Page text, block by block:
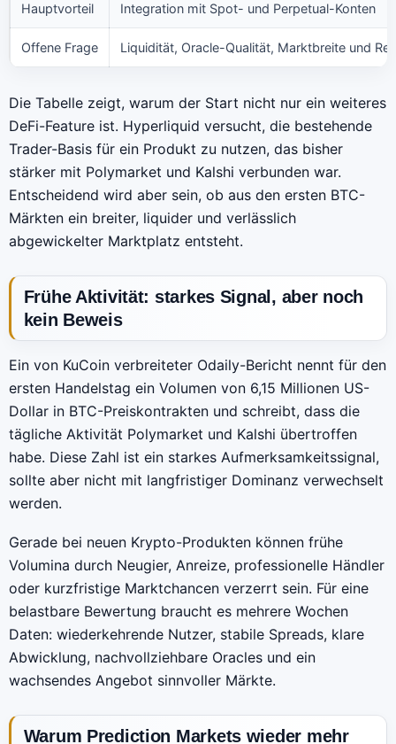
Hauptvorteil Integration mit Spot- und Perpetual-Konten
Offene Frage Liquidität, Oracle-Qualität, Marktbreite und
Die Tabelle zeigt, warum der Start nicht nur ein weiteres
DeFi-Feature ist. Hyperliquid versucht, die bestehende
Trader-Basis für ein Produkt zu nutzen, das bisher
stärker mit Polymarket und Kalshi verbunden war.
Entscheidend wird aber sein, ob aus den ersten BTC-
Märkten ein breiter, liquider und verlässlich
abgewickelter Marktplatz entsteht.
Frühe Aktivität: starkes Signal, aber noch
kein Beweis
Ein von KuCoin verbreiteter Odaily-Bericht nennt für den
ersten Handelstag ein Volumen von 6,15 Millionen US-
Dollar in BTC-Preiskontrakten und schreibt, dass die
tägliche Aktivität Polymarket und Kalshi übertroffen
habe. Diese Zahl ist ein starkes Aufmerksamkeitssignal,
sollte aber nicht mit langfristiger Dominanz verwechselt
werden.
Gerade bei neuen Krypto-Produkten können frühe
Volumina durch Neugier, Anreize, professionelle Händler
oder kurzfristige Marktchancen verzerrt sein. Für eine
belastbare Bewertung braucht es mehrere Wochen
Daten: wiederkehrende Nutzer, stabile Spreads, klare
Abwicklung, nachvollziehbare Oracles und ein
wachsendes Angebot sinnvoller Märkte.
Warum Prediction Markets wieder mehr